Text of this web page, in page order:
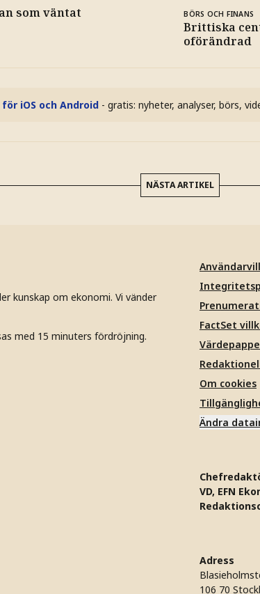
som väntat BÖRS OCH FINANS
Brittiska
oförändrad
för iOS och Android - gratis: nyheter, analyser, börs,
NÄSTA ARTIKEL
kunskap om ekonomi. Vi vänder
med 15 minuters fördröjning.
FactSet
Om cookies
Ändra
VD, EFN
Adress
106 70